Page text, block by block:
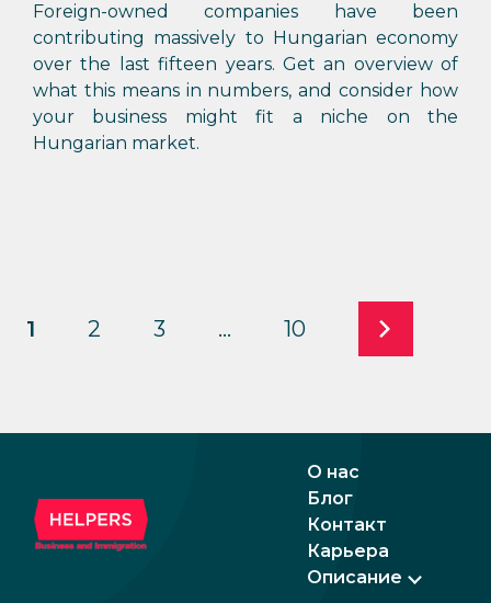
Foreign-owned companies have been
contributing massively to Hungarian economy
over the last fifteen years. Get an overview of
what this means in numbers, and consider how
your business might fit a niche on the
Hungarian market.
1 2 3 … 10
О нас
Блог
Контакт
Карьера
Описание